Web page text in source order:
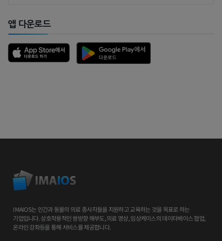
앱 다운로드
IMAIOS는 인간과 동물의 의료 종사자들을 지원하고 교육하는 것을 목표로 하는
기업입니다. 상호작용적인 쌍방향 해부도, 의료 영상, 임상케이스의 데이타베이스 협업,
온라인 강좌등을 통해 서비스를 제공합니다.